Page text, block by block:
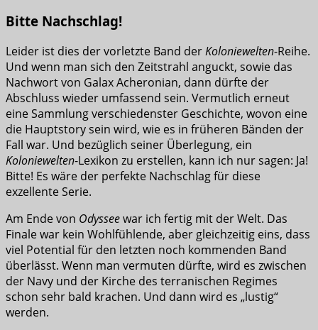
Bitte Nachschlag!
Leider ist dies der vorletzte Band derKoloniewelten-Reihe.
Und wenn man sich den Zeitstrahl anguckt, sowie das
Nachwort von Galax Acheronian, dann dürfte der
Abschluss wieder umfassend sein. Vermutlich erneut
eine Sammlung verschiedenster Geschichte, wovon eine
die Hauptstory sein wird, wie es in früheren Bänden der
Fall war. Und bezüglich seiner Überlegung, ein
Koloniewelten-Lexikon zu erstellen, kann ich nur sagen: Ja!
Bitte! Es wäre der perfekte Nachschlag für diese
exzellente Serie.
Am Ende von Odysseewar ich fertig mit der Welt. Das
Finale war kein Wohlfühlende, aber gleichzeitig eins, dass
viel Potential für den letzten noch kommenden Band
überlässt. Wenn man vermuten dürfte, wird es zwischen
der Navy und der Kirche des terranischen Regimes
schon sehr bald krachen. Und dann wird es „lustig“
werden.